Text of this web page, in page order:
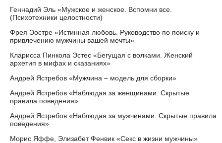
Геннадий Эль «Мужское и женское. Вспомни все.
(Психотехники целостности)
Фрея Эостре «Истинная любовь. Руководство по поиску и
привлечению мужчины вашей мечты»
Кларисса Пинкола Эстес «Бегущая с волками. Женский
архетип в мифах и сказаниях»
Андрей Ястребов «Мужчина – модель для сборки»
Андрей Ястребов «Наблюдая за женщинами. Скрытые
правила поведения»
Андрей Ястребов «Наблюдая за мужчинами. Скрытые правила
поведения»
Морис Яффе, Элизабет Фенвик «Секс в жизни мужчины»